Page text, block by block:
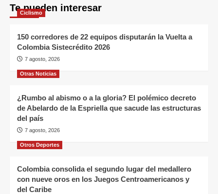
Te pueden interesar
Ciclismo
150 corredores de 22 equipos disputarán la Vuelta a
Colombia Sistecrédito 2026
7 agosto, 2026
Otras Noticias
¿Rumbo al abismo o a la gloria? El polémico decreto
de Abelardo de la Espriella que sacude las estructuras
del país
7 agosto, 2026
Otros Deportes
Colombia consolida el segundo lugar del medallero
con nueve oros en los Juegos Centroamericanos y
del Caribe